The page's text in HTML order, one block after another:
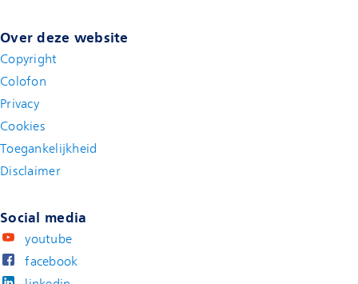
Over deze website
Copyright
Colofon
Privacy
Cookies
Toegankelijkheid
Disclaimer(new window)
Social media
youtube
facebook